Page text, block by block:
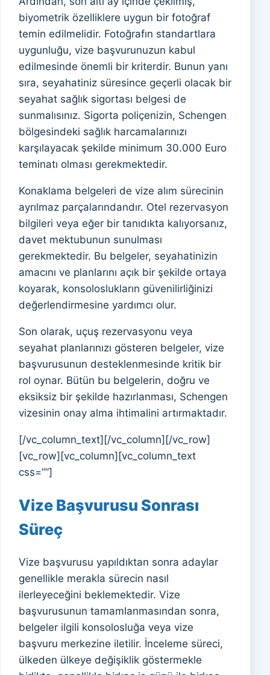
biyometrik özelliklere uygun bir fotoğraf
temin edilmelidir. Fotoğrafın standartlara
uygunluğu, vize başvurunuzun kabul
edilmesinde önemli bir kriterdir. Bunun yanı
sıra, seyahatiniz süresince geçerli olacak bir
seyahat sağlık sigortası belgesi de
sunmalısınız. Sigorta poliçenizin, Schengen
bölgesindeki sağlık harcamalarınızı
karşılayacak şekilde minimum 30.000 Euro
teminatı olması gerekmektedir.
Konaklama belgeleri de vize alım sürecinin
ayrılmaz parçalarındandır. Otel rezervasyon
bilgileri veya eğer bir tanıdıkta kalıyorsanız,
davet mektubunun sunulması
gerekmektedir. Bu belgeler, seyahatinizin
amacını ve planlarını açık bir şekilde ortaya
koyarak, konsoloslukların güvenilirliğinizi
değerlendirmesine yardımcı olur.
Son olarak, uçuş rezervasyonu veya
seyahat planlarınızı gösteren belgeler, vize
başvurusunun desteklenmesinde kritik bir
rol oynar. Bütün bu belgelerin, doğru ve
eksiksiz bir şekilde hazırlanması, Schengen
vizesinin onay alma ihtimalini artırmaktadır.
[/vc_column_text][/vc_column][/vc_row]
[vc_row][vc_column][vc_column_text
css=””]
Vize Başvurusu Sonrası
Süreç
Vize başvurusu yapıldıktan sonra adaylar
genellikle merakla sürecin nasıl
ilerleyeceğini beklemektedir. Vize
başvurusunun tamamlanmasından sonra,
belgeler ilgili konsolosluğa veya vize
başvuru merkezine iletilir. İnceleme süreci,
ülkeden ülkeye değişiklik göstermekle